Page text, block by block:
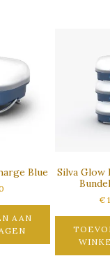
Blue
AAN
Silva Glow
€